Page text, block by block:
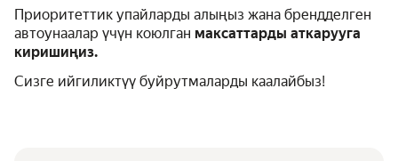
Приоритеттик упайларды алыңыз жана брендделген
автоунаалар үчүн коюлган максаттарды аткарууга
киришиңиз.
Сизге ийгиликтүү буйрутмаларды каалайбыз!